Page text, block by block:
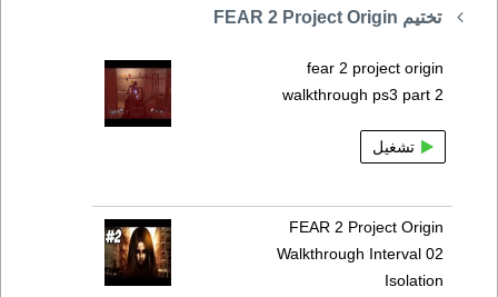
تختيم FEAR 2 Project Origin
fear 2 project origin
walkthrough ps3 part 2
تشغيل
FEAR 2 Project Origin
Walkthrough Interval 02
Isolation